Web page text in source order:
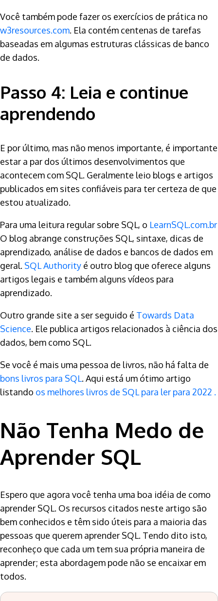
Você também pode fazer os exercícios de prática no
w3resources.com. Ela contém centenas de tarefas
baseadas em algumas estruturas clássicas de banco
de dados.
Passo 4: Leia e continue
aprendendo
E por último, mas não menos importante, é importante
estar a par dos últimos desenvolvimentos que
acontecem com SQL. Geralmente leio blogs e artigos
publicados em sites confiáveis para ter certeza de que
estou atualizado.
Para uma leitura regular sobre SQL, o LearnSQL.com.br
O blog abrange construções SQL, sintaxe, dicas de
aprendizado, análise de dados e bancos de dados em
geral. SQL Authority é outro blog que oferece alguns
artigos legais e também alguns vídeos para
aprendizado.
Outro grande site a ser seguido é Towards Data
Science. Ele publica artigos relacionados à ciência dos
dados, bem como SQL.
Se você é mais uma pessoa de livros, não há falta de
bons livros para SQL. Aqui está um ótimo artigo
listando os melhores livros de SQL para ler para 2022 .
Não Tenha Medo de
Aprender SQL
Espero que agora você tenha uma boa idéia de como
aprender SQL. Os recursos citados neste artigo são
bem conhecidos e têm sido úteis para a maioria das
pessoas que querem aprender SQL. Tendo dito isto,
reconheço que cada um tem sua própria maneira de
aprender; esta abordagem pode não se encaixar em
todos.